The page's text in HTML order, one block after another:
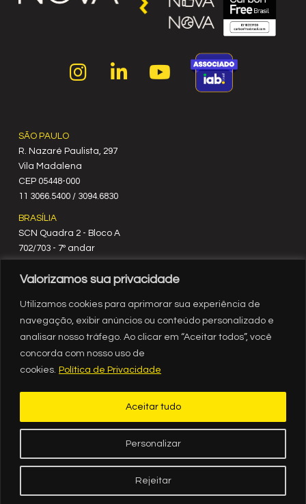
Valorizamos sua privacidade
Utilizamos cookies para aprimorar sua experiência de
navegação, exibir anúncios ou conteúdo personalizado e
analisar nosso tráfego. Ao clicar em “Aceitar todos”, você
concorda com nosso uso de
cookies. Política de Privacidade
Personalizar
Rejeitar
Aceitar tudo
SÃO PAULO
R. Nazaré Paulista, 297
Vila Madalena
C‍EP 05448-000
11 3066.5400 / 3094.6830
BRASÍLIA
SCN Quadra 2 - Bloco A
702/703 - 7º andar
61 3329.8200
RIO DE JANEIRO
Rua México, nº 3
21 3554.1720
Av. Governador Agamenon Magalhães, 2939, sala 1308, ed.
Internacional Business Center, Espinheiro, Recife - PE
81 3036-8500